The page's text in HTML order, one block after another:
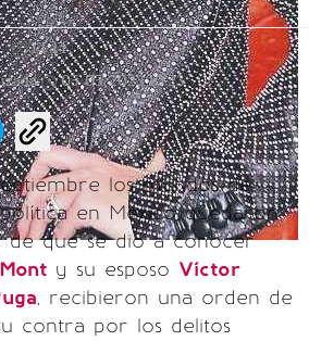
| 14:44 |
05/05/2023 10:23
los mundos del
en México quedaron
de que se dio a conocer
y su esposo Víctor
, recibieron una orden de
contra por los delitos